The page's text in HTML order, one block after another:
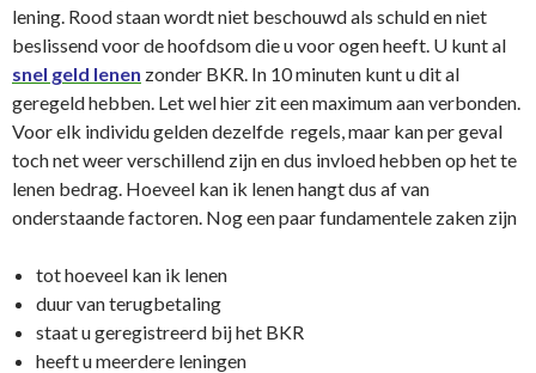
lening. Rood staan wordt niet beschouwd als schuld en niet
beslissend voor de hoofdsom die u voor ogen heeft. U kunt al
snel geld lenen zonder BKR. In 10 minuten kunt u dit al
geregeld hebben. Let wel hier zit een maximum aan verbonden.
Voor elk individu gelden dezelfde regels, maar kan per geval
toch net weer verschillend zijn en dus invloed hebben op het te
lenen bedrag. Hoeveel kan ik lenen hangt dus af van
onderstaande factoren. Nog een paar fundamentele zaken zijn
tot hoeveel kan ik lenen
duur van terugbetaling
staat u geregistreerd bij het BKR
heeft u meerdere leningen